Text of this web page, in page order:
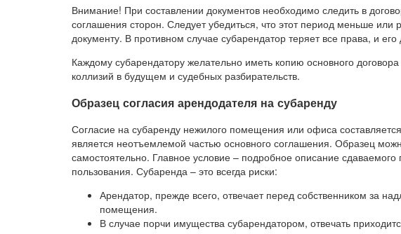
Внимание! При составлении документов необходимо следить в
соглашения сторон. Следует убедиться, что этот период меньше или
документу. В противном случае субарендатор теряет все права, и его
Каждому субарендатору желательно иметь копию основного
коллизий в будущем и судебных разбирательств.
Образец согласия арендодателя на субаренду
Согласие на субаренду нежилого помещения или офиса
является неотъемлемой частью основного соглашения. Образец
самостоятельно. Главное условие – подробное описание
пользования. Субаренда – это всегда риски:
Арендатор, прежде всего, отвечает перед собственником за
помещения.
В случае порчи имущества субарендатором, отвечать